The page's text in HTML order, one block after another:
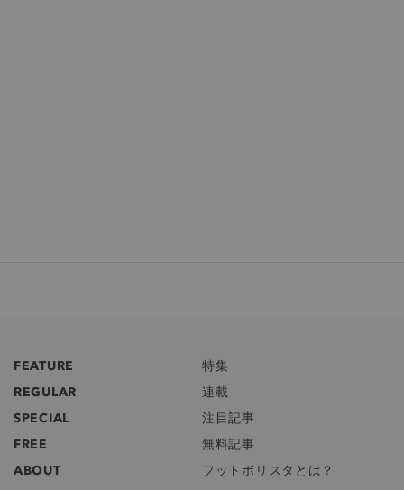
FEATURE
特集
REGULAR
連載
SPECIAL
注目記事
FREE
無料記事
ABOUT
フットボリスタとは？